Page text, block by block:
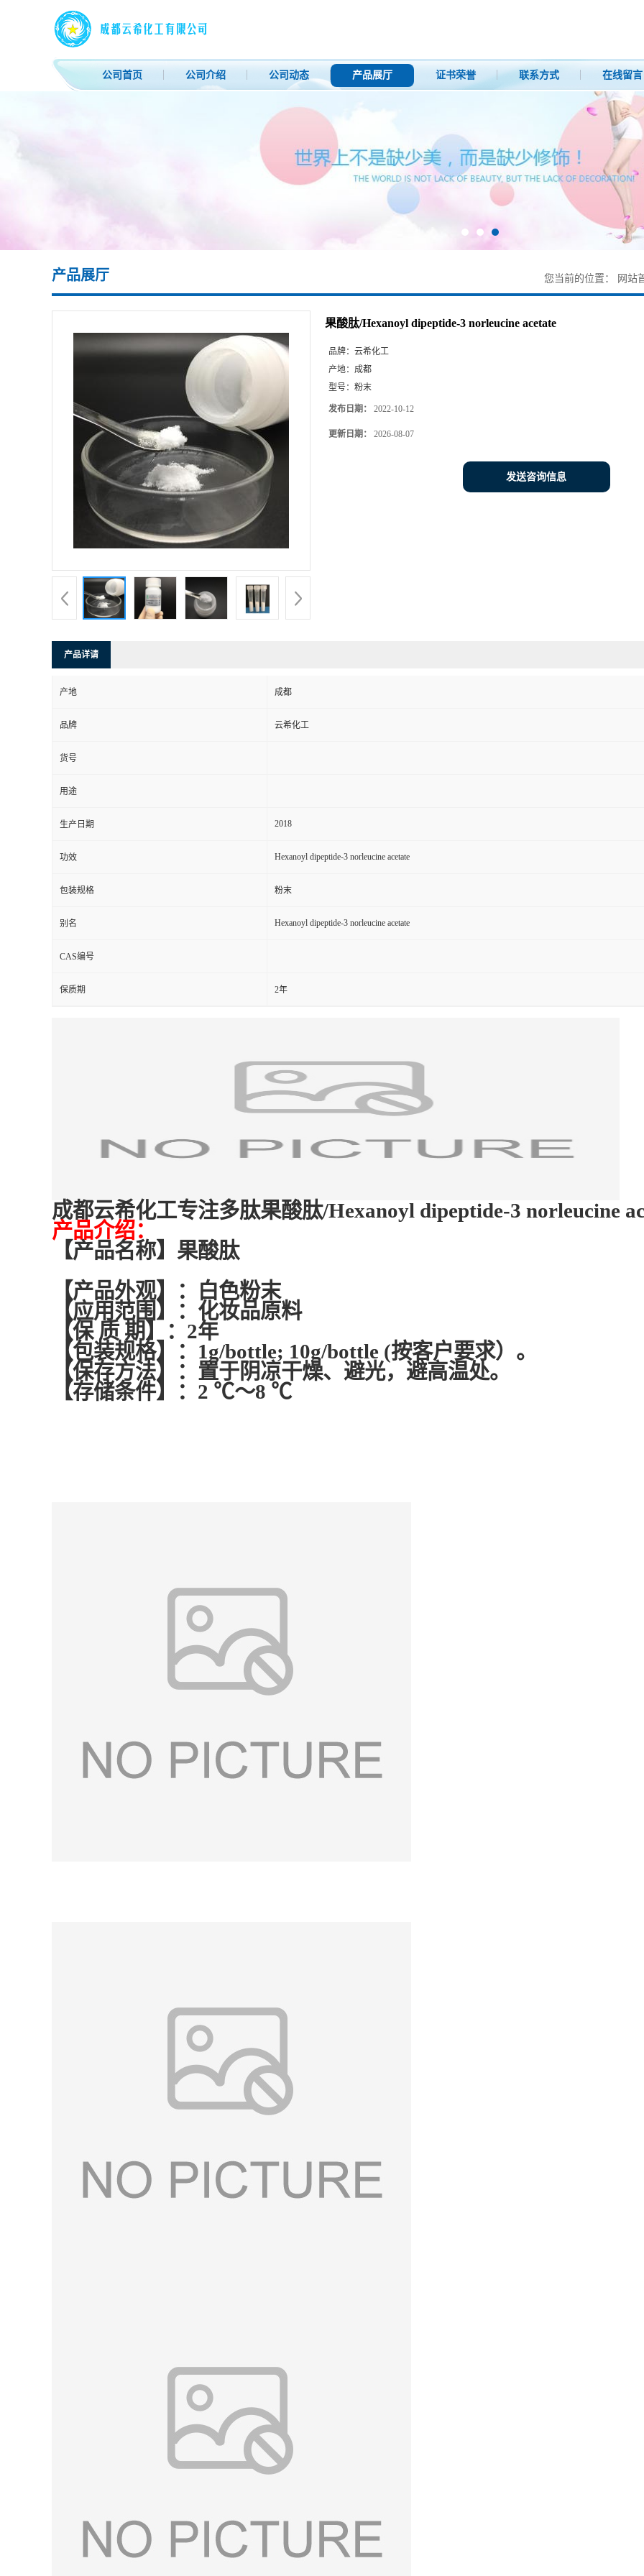
公司首页 公司介绍 公司动态 产品展厅 证书荣誉 联系方式 在线留言
产品展厅 您当前的位置： 网站
果酸肽/Hexanoyl dipeptide-3 norleucine acetate
品牌： 云希化工
产地： 成都
型号： 粉末
发布日期： 2022-10-12
更新日期： 2026-08-07
发送咨询信息
产品详请
产地 成都
品牌 云希化工
货号
用途
生产日期 2018
功效 Hexanoyl dipeptide-3 norleucine acetate
包装规格 粉末
别名 Hexanoyl dipeptide-3 norleucine acetate
CAS编号
保质期 2年
成都云希化工专注多肽果酸肽/Hexanoyl dipeptide-3 norleucine
产品介绍：
【产品名称】 果酸肽
【产品外观】：白色粉末
【应用范围】：化妆品原料
【保 质 期】：2年
【包装规格】：1g/bottle; 10g/bottle (按客户要求）。
【保存方法】：置于阴凉干燥、避光，避高温处。
【存储条件】：2 ℃～8 ℃